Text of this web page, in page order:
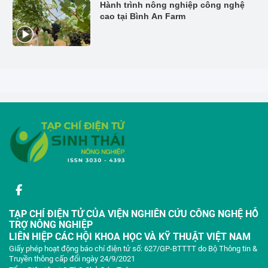
Hành trình nông nghiệp công nghệ
cao tại Bình An Farm
TẠP CHÍ ĐIỆN TỬ CỦA VIỆN NGHIÊN CỨU CÔNG NGHỆ HỖ
TRỢ NÔNG NGHIỆP
LIÊN HIỆP CÁC HỘI KHOA HỌC VÀ KỸ THUẬT VIỆT NAM
Giấy phép hoạt động báo chí điện tử số: 627/GP-BTTTT do Bộ Thông tin &
Truyền thông cấp đổi ngày 24/9/2021